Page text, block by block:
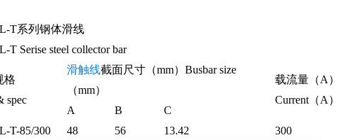
T系列钢体滑线
T Serise steel collector bar
格
spec
滑触线截面尺寸（mm）Busbar size
（mm）
载流量（A）
Current（A）
A B
C
T-85/300
48 56 13.42 300